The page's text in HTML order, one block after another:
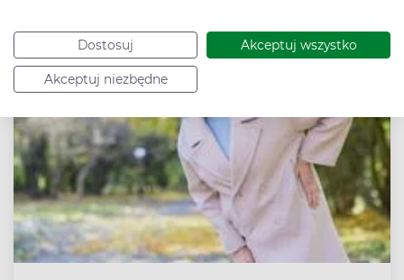
Dostosuj Akceptuj wszystko
Akceptuj niezbędne